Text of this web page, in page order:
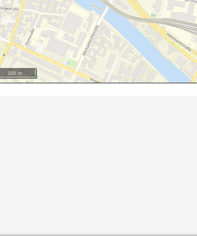
200 m